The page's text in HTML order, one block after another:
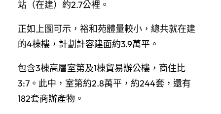
站（在建）約2.7公裡。
正如上圖可示，裕和苑體量較小，總共就在建
的4棟樓，計劃計容建面約3.9萬平。
包含3棟高層室第及1棟貿易辦公樓，商住比
3:7。此中，室第約2.8萬平，約244套，還有
182套商辦產物。